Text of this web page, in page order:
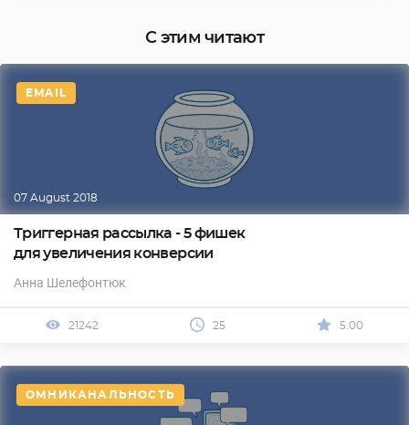
С этим читают
EMAIL
07 August 2018
Триггерная рассылка - 5 фишек
для увеличения конверсии
Анна Шелефонтюк
21242 25 5.00
ОМНИКАНАЛЬНОСТЬ